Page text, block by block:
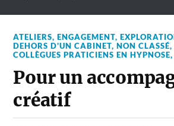
ATELIERS,ENGAGEMENT,
DEHORS D'UN CABINET,NON CLASSÉ
COLLÈGUES PRATICIENS EN HYPNOSE
Pour un
créatif